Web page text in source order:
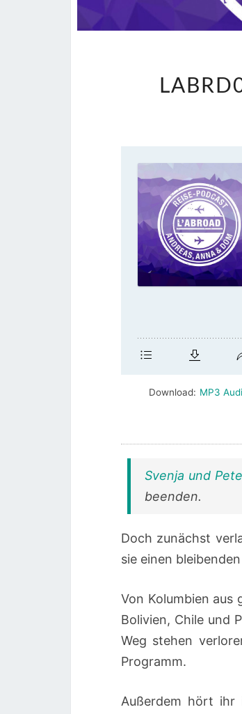
Download: MP3
Svenja und
beenden.
Doch zunächst
sie einen
Von Kolumbien aus
Bolivien, Chile und
Weg stehen
Programm.
Außerdem hört ihr